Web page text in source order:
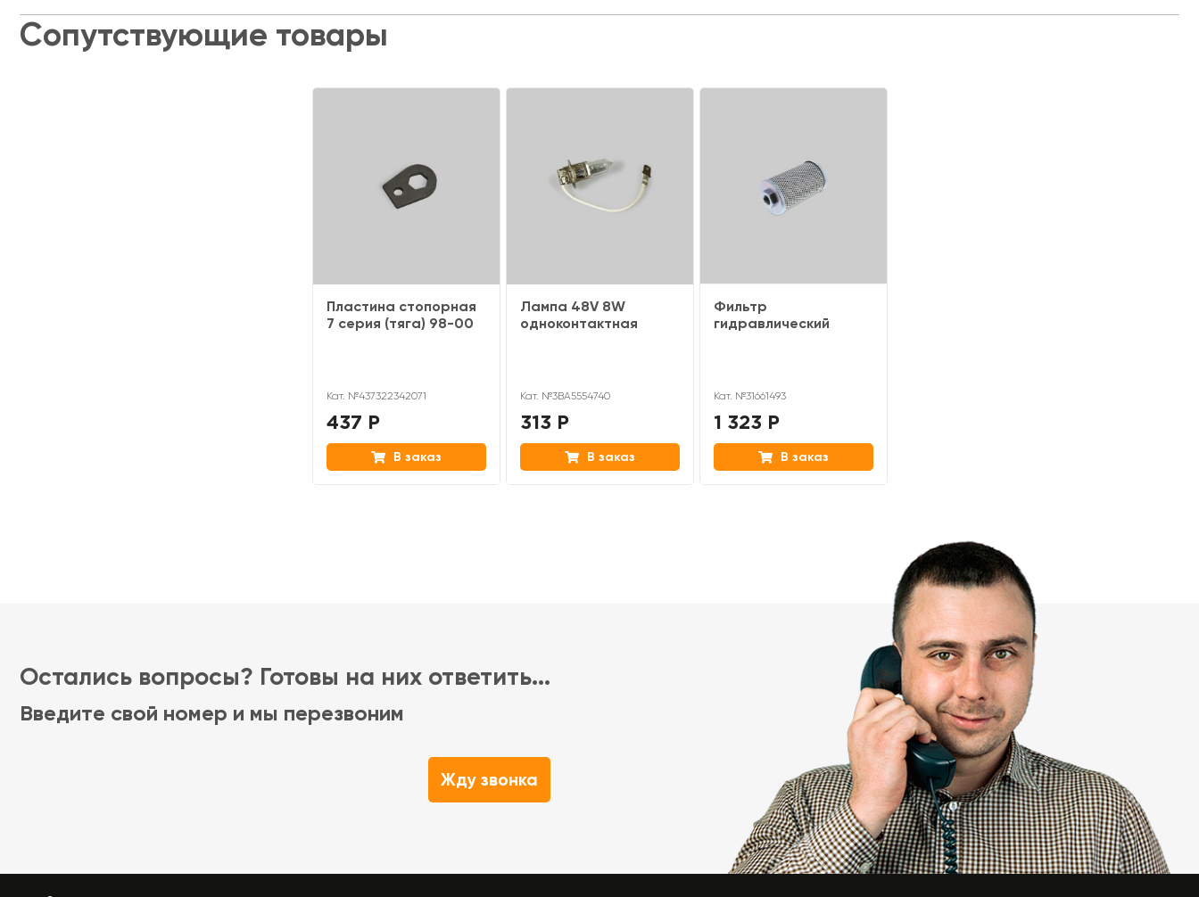
Сопутствующие товары
Пластина стопорная
7 серия (тяга) 98-00
Кат. №437322342071
437 Р
В заказ
Лампа 48V 8W
одноконтактная
Кат. №3BA5554740
313 Р
В заказ
Фильтр
гидравлический
Кат. №31661493
1 323 Р
В заказ
Остались вопросы? Готовы на них ответить...
Введите свой номер и мы перезвоним
Жду звонка